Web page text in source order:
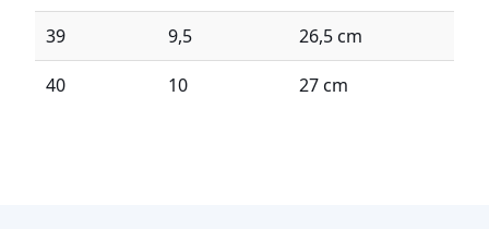
39 9,5 26,5 cm
40 10 27 cm